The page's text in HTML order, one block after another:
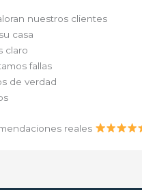
nuestros clientes
casa
claro
fallas
de verdad
reales